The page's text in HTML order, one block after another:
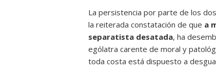
La persistencia por parte de los
la reiterada constatación de que a
separatista desatada, ha
ególatra carente de moral y
toda costa está dispuesto a